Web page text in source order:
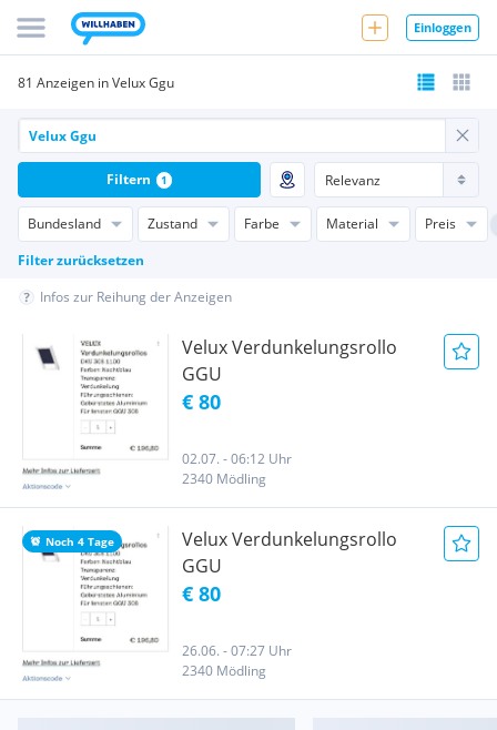
Einloggen
81 Anzeigen in Velux Ggu
Bundesland Zustand Farbe Material
Preis
Filter zurücksetzen
Filtern 1
Infos zur Reihung der Anzeigen
Velux Verdunkelungsrollo
GGU
€ 80
02.07. - 06:12 Uhr
2340 Mödling
Noch 4 Tage
Velux Verdunkelungsrollo
GGU
€ 80
26.06. - 07:27 Uhr
2340 Mödling